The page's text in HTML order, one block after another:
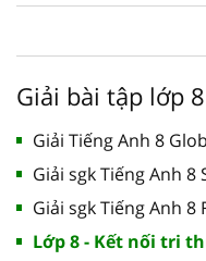
Giải bài tập lớp
Giải Tiếng Anh 8
Giải sgk Tiếng Anh
Giải sgk Tiếng Anh 8
Lớp 8 - Kết nối tri